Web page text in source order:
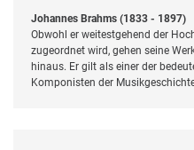
Johannes Brahms (1833 - 1897)
Obwohl er weitestgehend der
zugeordnet wird, gehen seine
hinaus. Er gilt als einer der
Komponisten der